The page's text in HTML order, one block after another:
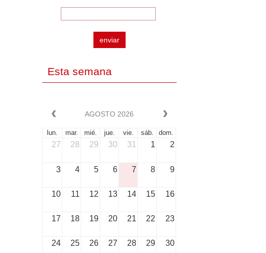
enviar
Esta semana
AGOSTO 2026
lun. mar. mié. jue. vie. sáb. dom.
27 28 29 30 31 1 2
3 4 5 6 7 8 9
10 11 12 13 14 15 16
17 18 19 20 21 22 23
24 25 26 27 28 29 30